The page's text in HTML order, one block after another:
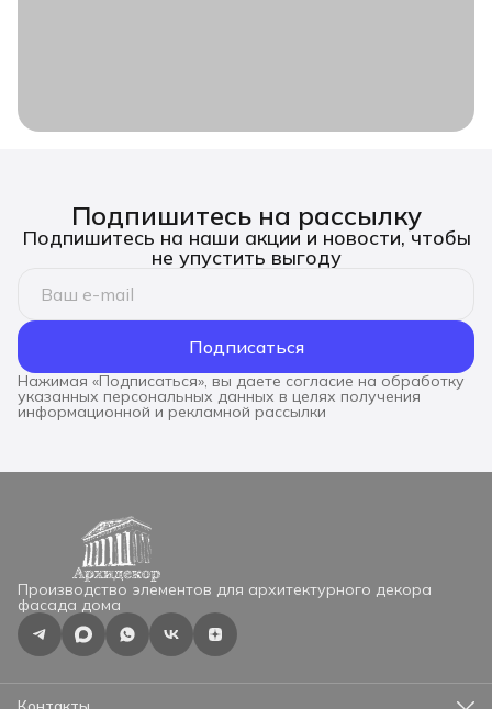
Подпишитесь на рассылку
Подпишитесь на наши акции и новости, чтобы
не упустить выгоду
Подписаться
Нажимая «Подписаться», вы даете согласие на обработку
указанных персональных данных в целях получения
информационной и рекламной рассылки
Производство элементов для архитектурного декора
фасада дома